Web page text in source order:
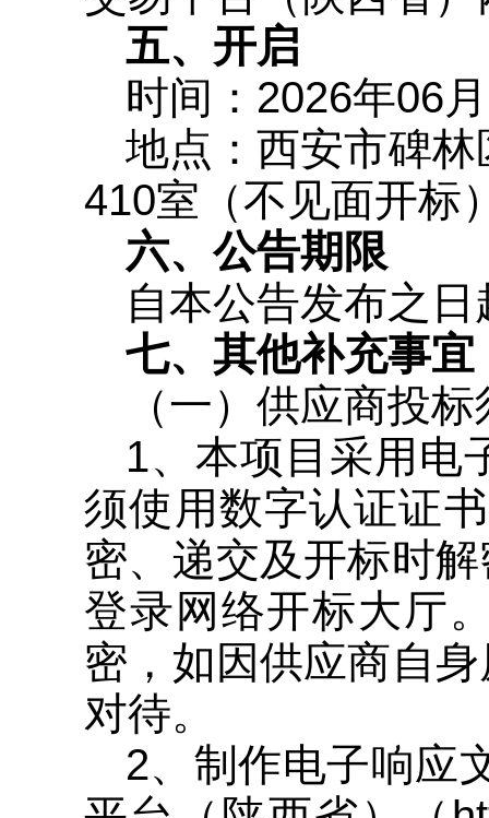
五、开启
时间：2026年06
地点：西安市碑
410室（不见面开标
六、公告期限
自本公告发布之
七、其他补充事宜
（一）供应商投
1、本项目采用电
须使用数字认证证
密、递交及开标时
登录网络开标大厅
密，如因供应商自
对待。
2、制作电子响应